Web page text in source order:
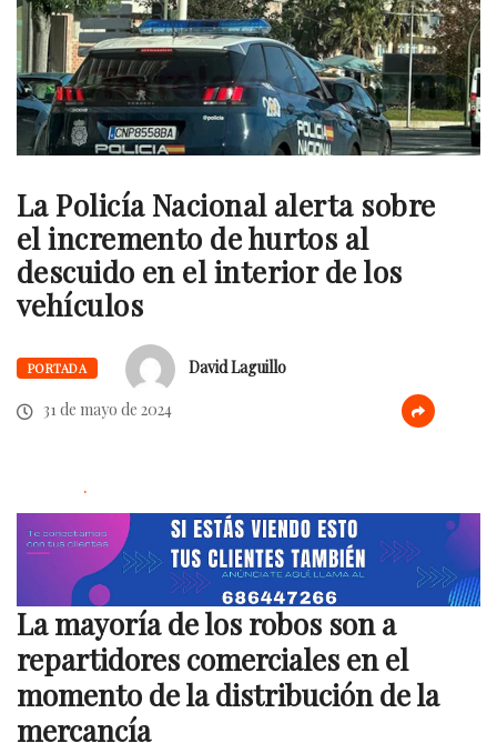
La Policía Nacional alerta sobre
el incremento de hurtos al
descuido en el interior de los
vehículos
PORTADA
David Laguillo
31 de mayo de 2024
.
La mayoría de los robos son a
repartidores comerciales en el
momento de la distribución de la
mercancía